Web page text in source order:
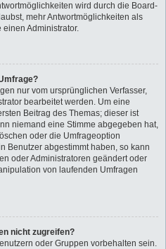
wird durch die Board-
mehr Antwortmöglichkeiten als
Administrator.
nur vom ursprünglichen Verfasser,
bearbeitet werden. Um eine
Beitrag des Themas; dieser ist
niemand eine Stimme abgegeben hat,
oder die Umfrageoption
Benutzer abgestimmt haben, so kann
oder Administratoren geändert oder
von laufenden Umfragen
nicht zugreifen?
oder Gruppen vorbehalten sein.